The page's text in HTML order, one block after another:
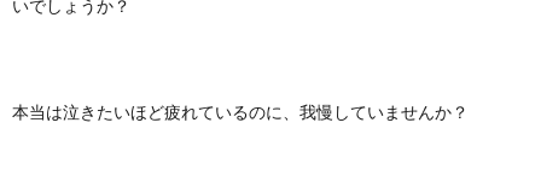
いでしょうか？
本当は泣きたいほど疲れているのに、我慢していませんか？